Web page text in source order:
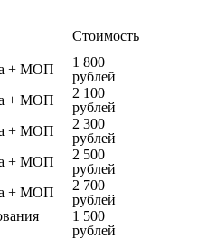
Стоимость
+ МОП
1 800
рублей
+ МОП
2 100
рублей
+ МОП
2 300
рублей
+ МОП
2 500
рублей
+ МОП
2 700
рублей
1 500
рублей